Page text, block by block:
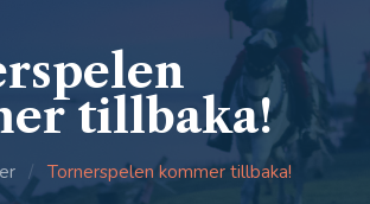
tillbaka!
/ Tornerspelen kommer tillbaka!